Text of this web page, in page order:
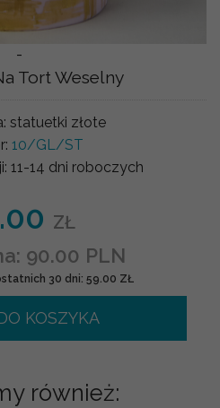
-
Tort Weselny
statuetki złote
10/GL/ST
11-14 dni roboczych
ZŁ
90.00 PLN
30 dni: 59.00 ZŁ
KOSZYKA
również: